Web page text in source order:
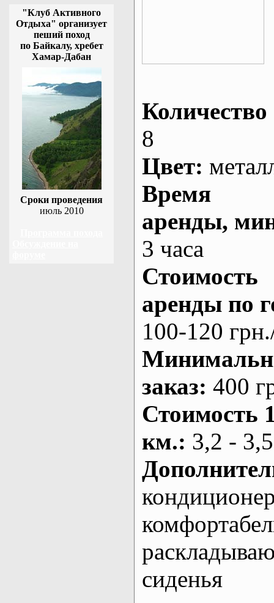
"Клуб Активного
Отдыха" организует
пеший поход
по Байкалу, хребет
Хамар-Дабан
Сроки проведения
июль 2010
Количество
8
Цвет:
Время
аренды,
3 часа
Стоимость
аренды по
100-120
заказ: 400
Стоимость
км.: 3,2 -
сиденья